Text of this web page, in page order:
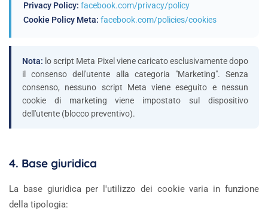
Privacy Policy: facebook.com/privacy/policy
Cookie Policy Meta: facebook.com/policies/cookies
Nota: lo script Meta Pixel viene caricato esclusivamente dopo
il consenso dell'utente alla categoria "Marketing". Senza
consenso, nessuno script Meta viene eseguito e nessun
cookie di marketing viene impostato sul dispositivo
dell'utente (blocco preventivo).
4. Base giuridica
La base giuridica per l'utilizzo dei cookie varia in funzione
della tipologia: